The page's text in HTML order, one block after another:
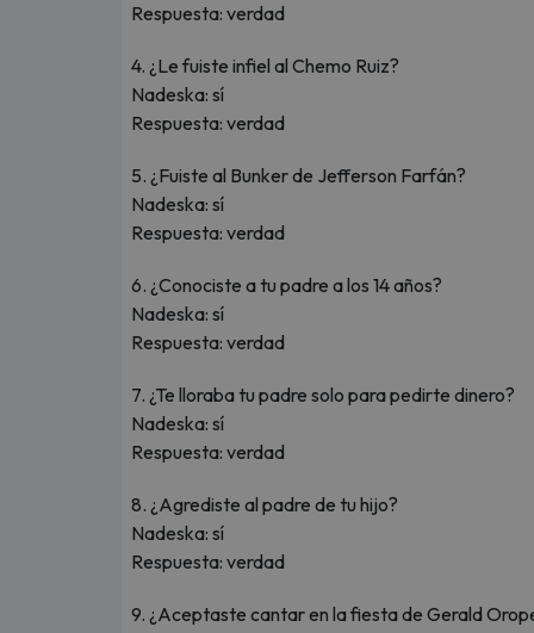
Respuesta: verdad
4. ¿Le fuiste infiel al Chemo Ruiz?
Nadeska: sí
Respuesta: verdad
5. ¿Fuiste al Bunker de Jefferson Farfán?
Nadeska: sí
Respuesta: verdad
6. ¿Conociste a tu padre a los 14 años?
Nadeska: sí
Respuesta: verdad
7. ¿Te lloraba tu padre solo para pedirte dinero?
Nadeska: sí
Respuesta: verdad
8. ¿Agrediste al padre de tu hijo?
Nadeska: sí
Respuesta: verdad
9. ¿Aceptaste cantar en la fiesta de Gerald